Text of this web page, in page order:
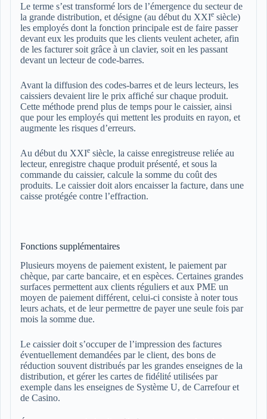
Le terme s’est transformé lors de l’émergence du secteur de
la grande distribution, et désigne (au début du XXIe siècle)
les employés dont la fonction principale est de faire passer
devant eux les produits que les clients veulent acheter, afin
de les facturer soit grâce à un clavier, soit en les passant
devant un lecteur de code-barres.
Avant la diffusion des codes-barres et de leurs lecteurs, les
caissiers devaient lire le prix affiché sur chaque produit.
Cette méthode prend plus de temps pour le caissier, ainsi
que pour les employés qui mettent les produits en rayon, et
augmente les risques d’erreurs.
Au début du XXIe siècle, la caisse enregistreuse reliée au
lecteur, enregistre chaque produit présenté, et sous la
commande du caissier, calcule la somme du coût des
produits. Le caissier doit alors encaisser la facture, dans une
caisse protégée contre l’effraction.
Fonctions supplémentaires
Plusieurs moyens de paiement existent, le paiement par
chèque, par carte bancaire, et en espèces. Certaines grandes
surfaces permettent aux clients réguliers et aux PME un
moyen de paiement différent, celui-ci consiste à noter tous
leurs achats, et de leur permettre de payer une seule fois par
mois la somme due.
Le caissier doit s’occuper de l’impression des factures
éventuellement demandées par le client, des bons de
réduction souvent distribués par les grandes enseignes de la
distribution, et gérer les cartes de fidélité utilisées par
exemple dans les enseignes de Système U, de Carrefour et
de Casino.